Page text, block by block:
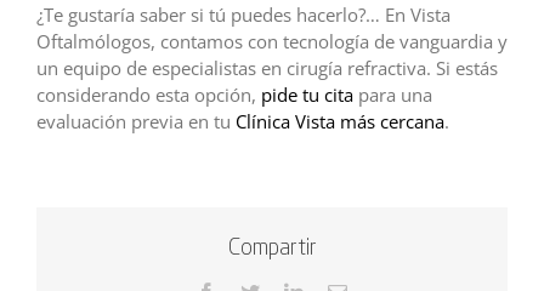
¿Te gustaría saber si tú puedes hacerlo?… En Vista
Oftalmólogos, contamos con tecnología de vanguardia y
un equipo de especialistas en cirugía refractiva. Si estás
considerando esta opción, pide tu cita para una
evaluación previa en tu Clínica Vista más cercana.
Compartir